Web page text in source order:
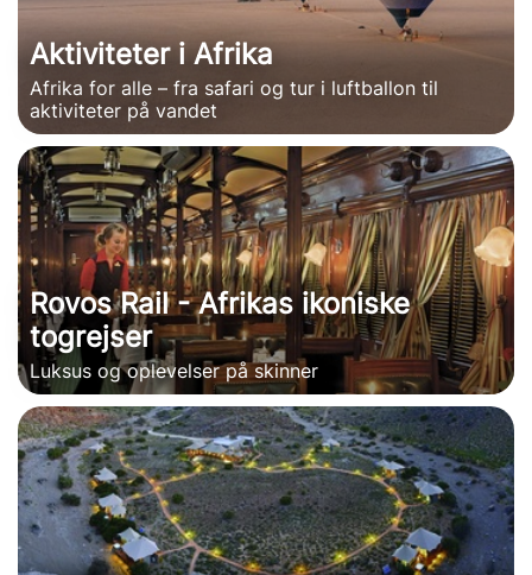
Aktiviteter i Afrika
Afrika for alle – fra safari og tur i luftballon til
aktiviteter på vandet
Rovos Rail - Afrikas ikoniske
togrejser
Luksus og oplevelser på skinner